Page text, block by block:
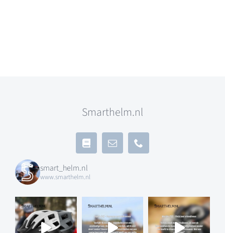
Smarthelm.nl
smart_helm.nl
www.smarthelm.nl